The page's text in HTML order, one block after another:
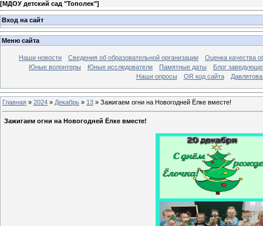
[МДОУ детский сад "Тополек"]
Вход на сайт
Меню сайта
Наши новости Сведения об образовательной организации
Оценка качества
Юные волонтеры
Юные исследователи Памятные даты
Блог
Наши опросы
QR код сайта
Главная » 2024 » Декабрь » 13 » Зажигаем огни на Новогодней Ёлке вместе!
Зажигаем огни на Новогодней Ёлке вместе!